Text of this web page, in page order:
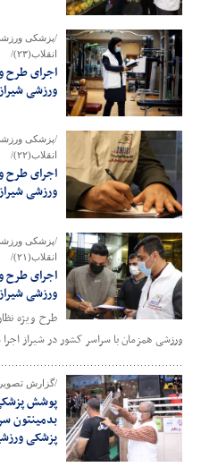
/پزشکی
انقلاب(۲۳)/
اجرای طرح
ورزشی
/پزشکی
انقلاب(۲۲)/
اجرای طرح
ورزشی
/پزشکی
انقلاب(۲۱)/
اجرای طرح
ورزشی
طرح ویژه
ورزشی همزمان با سراسر کشور در شیراز
/گزارش
پوشش
بدمینتون
پزشکی